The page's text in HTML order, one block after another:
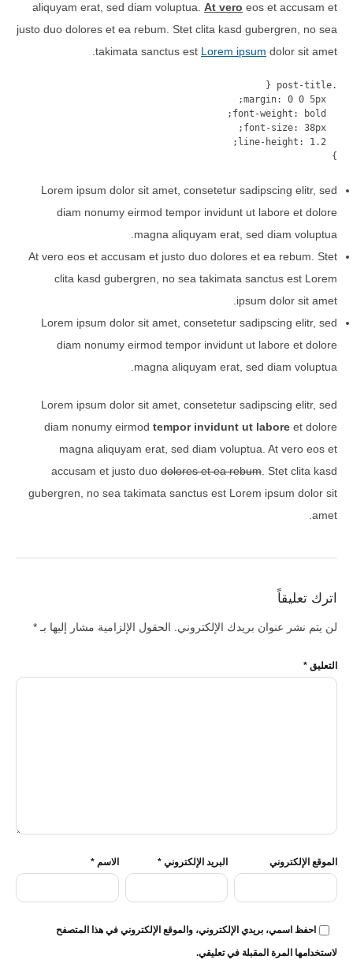
aliquyam erat, sed diam voluptua. At vero eos et accusam et
justo duo dolores et ea rebum. Stet clita kasd gubergren, no sea
takimata sanctus est Lorem ipsum dolor sit amet.
}
Lorem ipsum dolor sit amet, consetetur sadipscing elitr, sed
diam nonumy eirmod tempor invidunt ut labore et dolore
magna aliquyam erat, sed diam voluptua.
At vero eos et accusam et justo duo dolores et ea rebum. Stet
clita kasd gubergren, no sea takimata sanctus est Lorem
ipsum dolor sit amet.
Lorem ipsum dolor sit amet, consetetur sadipscing elitr, sed
diam nonumy eirmod tempor invidunt ut labore et dolore
magna aliquyam erat, sed diam voluptua.
Lorem ipsum dolor sit amet, consetetur sadipscing elitr, sed
diam nonumy eirmod tempor invidunt ut labore et dolore
magna aliquyam erat, sed diam voluptua. At vero eos et
accusam et justo duo dolores et ea rebum . Stet clita kasd
gubergren, no sea takimata sanctus est Lorem ipsum dolor sit
amet.
اترك تعليقاً
لن يتم نشر عنوان بريدك الإلكتروني. الحقول الإلزامية مشار إليها بـ *
التعليق *
الاسم* البريد الإلكتروني * الموقع الإلكتروني
احفظ اسمي، بريدي الإلكتروني، والموقع الإلكتروني في هذا المتصفح
لاستخدامها المرة المقبلة في تعليقي.